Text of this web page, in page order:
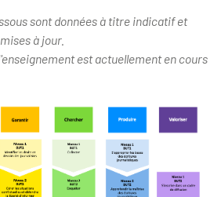
sont données à titre indicatif et
à jour.
est actuellement en cours